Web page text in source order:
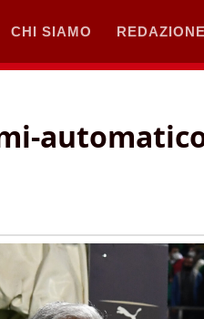
CHI SIAMO REDAZIONE